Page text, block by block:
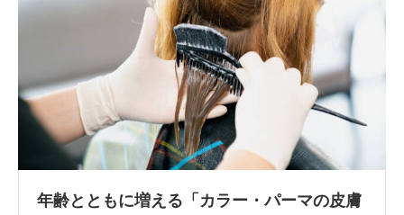
年齢とともに増える「カラー・パーマの皮膚